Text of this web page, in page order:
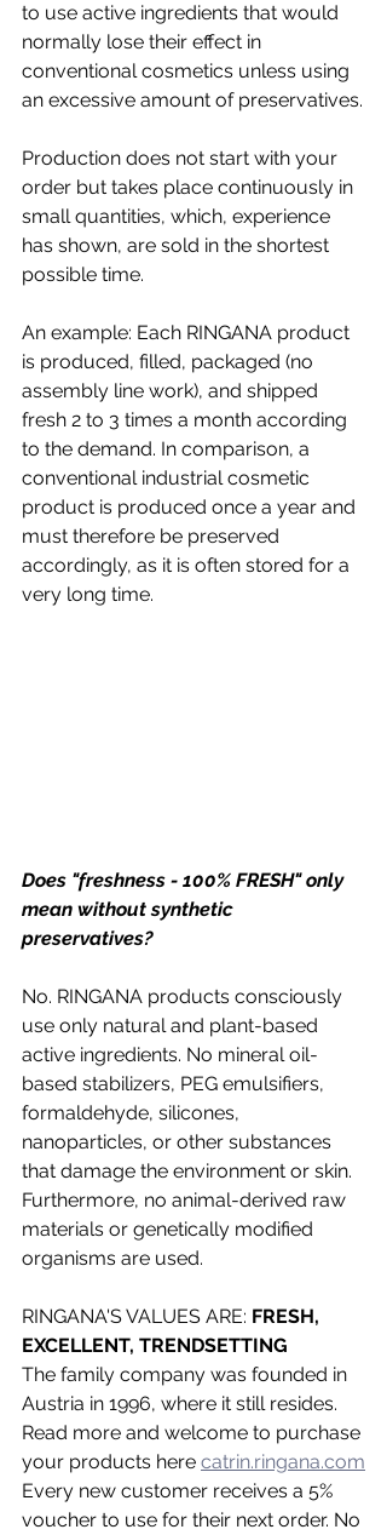
to use active ingredients that would
normally lose their effect in
conventional cosmetics unless using
an excessive amount of preservatives.
Production does not start with your
order but takes place continuously in
small quantities, which, experience
has shown, are sold in the shortest
possible time.
An example: Each RINGANA product
is produced, filled, packaged (no
assembly line work), and shipped
fresh 2 to 3 times a month according
to the demand. In comparison, a
conventional industrial cosmetic
product is produced once a year and
must therefore be preserved
accordingly, as it is often stored for a
very long time.
Does "freshness - 100% FRESH" only
mean without synthetic
preservatives?
No. RINGANA products consciously
use only natural and plant-based
active ingredients. No mineral oil-
based stabilizers, PEG emulsifiers,
formaldehyde, silicones,
nanoparticles, or other substances
that damage the environment or skin.
Furthermore, no animal-derived raw
materials or genetically modified
organisms are used.
RINGANA'S VALUES ARE: FRESH,
EXCELLENT, TRENDSETTING
The family company was founded in
Austria in 1996, where it still resides.
Read more and welcome to purchase
your products here catrin.ringana.com
Every new customer receives a 5%
voucher to use for their next order. No